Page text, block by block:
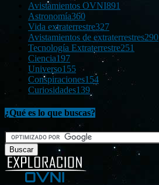
Avistamientos OVNI891
Astronomía360
Vida extraterrestre327
Avistamientos de extraterrestres290
Tecnología Extraterrestre251
Ciencia197
Universo155
Conspiraciones154
Curiosidades139
¿Qué es lo que buscas?